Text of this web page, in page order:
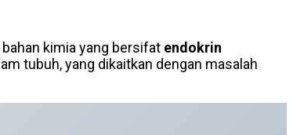
kimia yang bersifat endokrin
tubuh, yang dikaitkan dengan masalah